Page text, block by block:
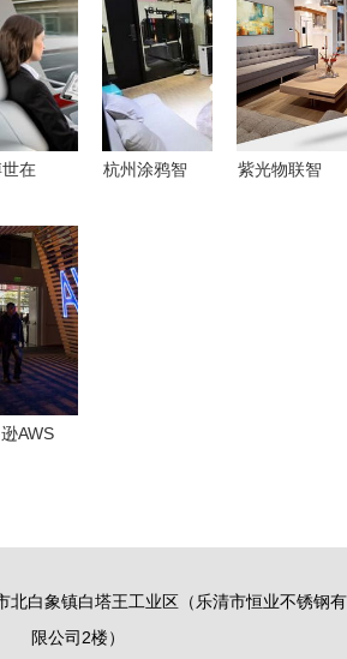
的深度
比
了吗？
智能家居品
牌未来
在
展上展
交通
家居
方案
杭州涂鸦智
紫光物联智
AWS
验
北白象镇白塔王工业区（乐清市恒业不锈钢有
限公司2楼）